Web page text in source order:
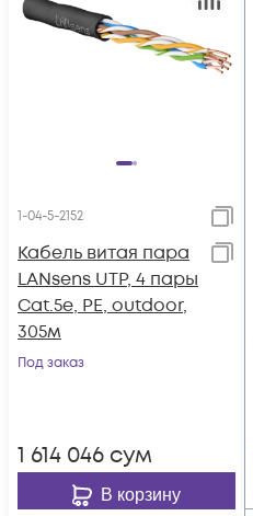
1-04-5-2152
Кабель витая пара
LANsens UTP, 4 пары
Cat.5e, PE, outdoor,
305м
Под заказ
1 614 046 сум
В корзину